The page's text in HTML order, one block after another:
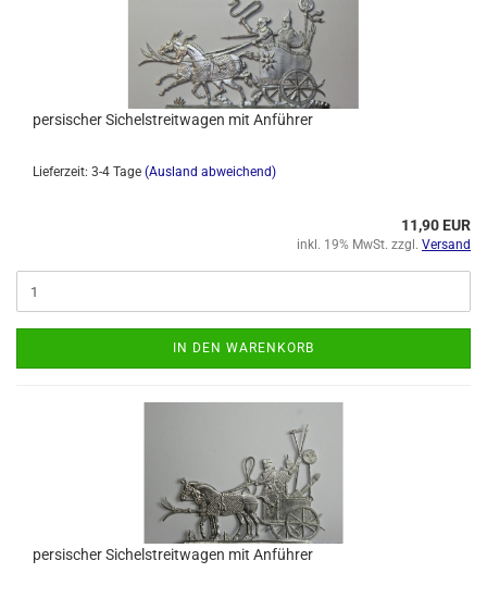
persischer Sichelstreitwagen mit Anführer
Lieferzeit: 3-4 Tage (Ausland abweichend)
11,90 EUR
inkl. 19% MwSt. zzgl. Versand
IN DEN WARENKORB
persischer Sichelstreitwagen mit Anführer